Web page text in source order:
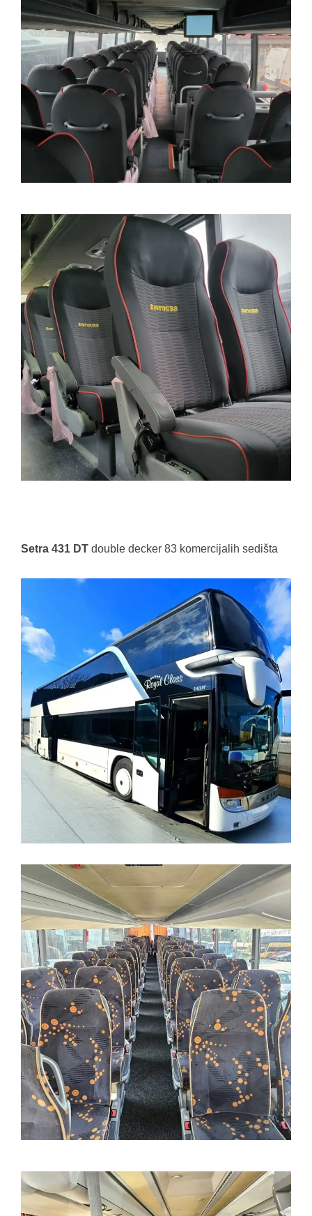
Setra 431 DT double decker 83 komercijalih sedišta